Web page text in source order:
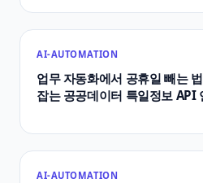
AI-AUTOMATION
업무 자동화에서 공휴일 빼는
잡는 공공데이터 특일정보 API
AI-AUTOMATION